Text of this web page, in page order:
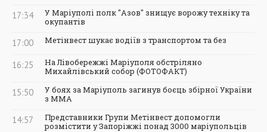
17:34
У Маріуполі полк "Азов" знищує ворожу техніку та
окупантів
17:00 Метінвест шукає водіїв з транспортом та без
16:25
На Лівобережжі Маріуполя обстріляно
Михайлівський собор (ФОТОФАКТ)
15:50
У боях за Маріуполь загинув боєць збірної України
з ММА
14:57
Представники Групи Метінвест допомогли
розмістити у Запоріжжі понад 3000 маріупольців